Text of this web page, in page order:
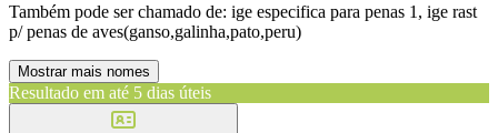
Também pode ser chamado de: ige especifica para penas 1, ige rast
p/ penas de aves(ganso,galinha,pato,peru)
Mostrar mais nomes
Resultado em até 5 dias úteis